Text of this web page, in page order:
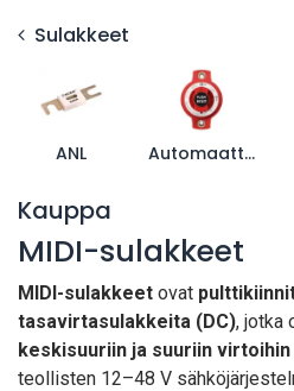
Sulakkeet
ANL Automaattisulakkeet
Kauppa
MIDI-sulakkeet
MIDI-sulakkeet ovat
tasavirtasulakkeita (DC), jotka
keskisuuriin ja suuriin virtoihin
teollisten 12–48 V